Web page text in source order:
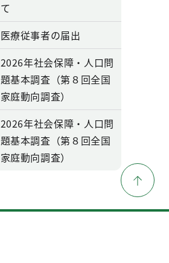
て
医療従事者の届出
2026年社会保障・人口問
題基本調査（第８回全国
家庭動向調査）
2026年社会保障・人口問
題基本調査（第８回全国
家庭動向調査）